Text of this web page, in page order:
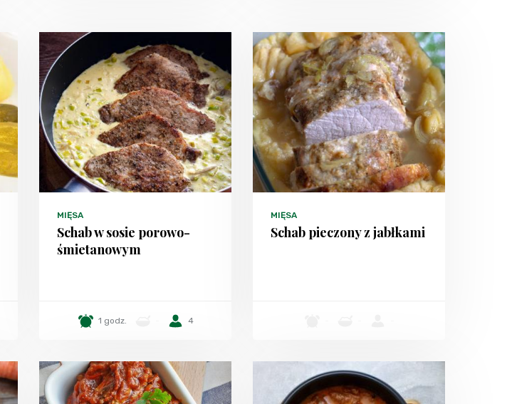
MIĘSA
Schab w sosie porowo-
śmietanowym
1 godz. 4
MIĘSA
Schab pieczony z jabłkami